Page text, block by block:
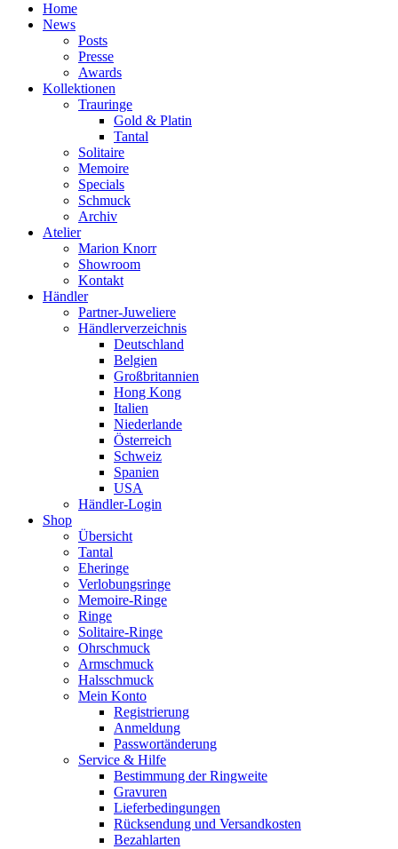
Home
News
Posts
Presse
Awards
Kollektionen
Trauringe
Gold & Platin
Tantal
Solitaire
Memoire
Specials
Schmuck
Archiv
Atelier
Marion Knorr
Showroom
Kontakt
Händler
Partner-Juweliere
Händlerverzeichnis
Deutschland
Belgien
Großbritannien
Hong Kong
Italien
Niederlande
Österreich
Schweiz
Spanien
USA
Händler-Login
Shop
Übersicht
Tantal
Eheringe
Verlobungsringe
Memoire-Ringe
Ringe
Solitaire-Ringe
Ohrschmuck
Armschmuck
Halsschmuck
Mein Konto
Registrierung
Anmeldung
Passwortänderung
Service & Hilfe
Bestimmung der Ringweite
Gravuren
Lieferbedingungen
Rücksendung und Versandkosten
Bezahlarten